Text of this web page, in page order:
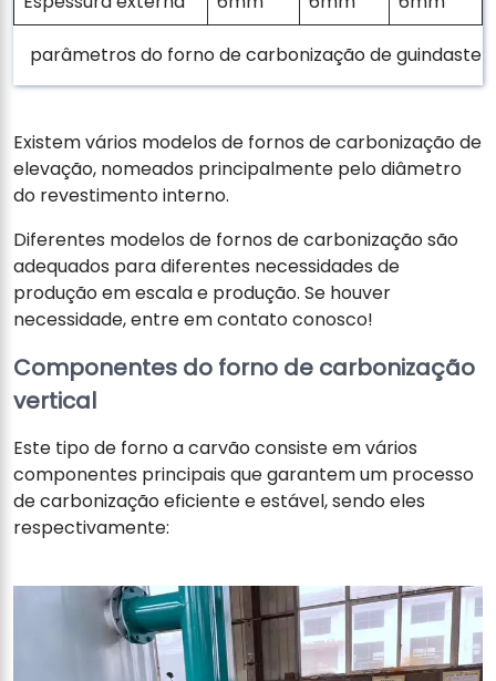
parâmetros do forno de carbonização de guindaste
Existem vários modelos de fornos de carbonização de
elevação, nomeados principalmente pelo diâmetro
do revestimento interno.
Diferentes modelos de fornos de carbonização são
adequados para diferentes necessidades de
produção em escala e produção. Se houver
necessidade, entre em contato conosco!
Componentes do forno de carbonização
vertical
Este tipo de forno a carvão consiste em vários
componentes principais que garantem um processo
de carbonização eficiente e estável, sendo eles
respectivamente: